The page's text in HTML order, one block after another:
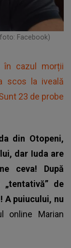
Facebook)
în cazul morții
scos la iveală
23 de probe
din Otopeni,
dar Iuda are
ceva! După
de
A puiucului, nu
online Marian